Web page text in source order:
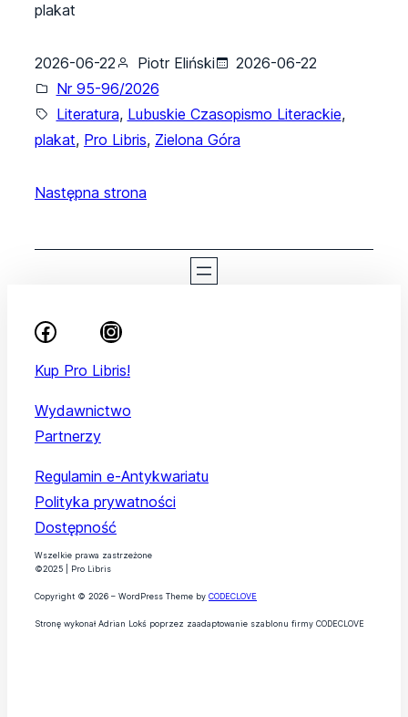
plakat
2026-06-22 Piotr Eliński
2026-06-22
Nr 95-96/2026
Literatura, Lubuskie Czasopismo Literackie,
plakat, Pro Libris, Zielona Góra
Następna strona
Kup Pro Libris!
Wydawnictwo
Partnerzy
Regulamin e-Antykwariatu
Polityka prywatności
Dostępność
Wszelkie prawa zastrzeżone
©2025 | Pro Libris
Copyright © 2026 – WordPress Theme by CODECLOVE
Stronę wykonał Adrian Lokś poprzez zaadaptowanie szablonu firmy CODECLOVE